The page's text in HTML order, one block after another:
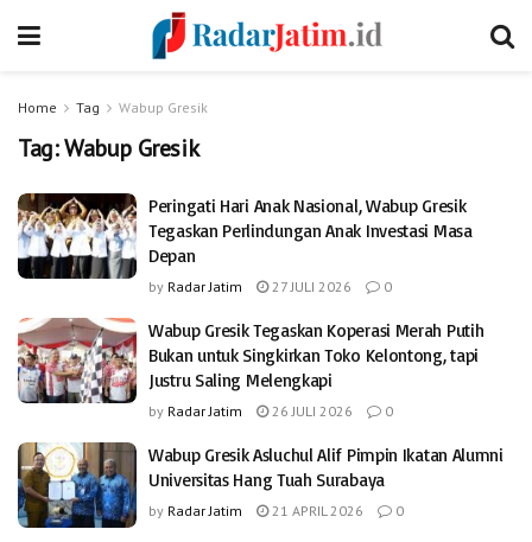
Home Tag Wabup Gresik
Tag:Wabup Gresik
Peringati Hari Anak Nasional, Wabup Gresik
Tegaskan Perlindungan Anak Investasi Masa
Depan
by Radar Jatim 27 JULI 2026 0
Wabup Gresik Tegaskan Koperasi Merah Putih
Bukan untuk Singkirkan Toko Kelontong, tapi
Justru Saling Melengkapi
by Radar Jatim 26 JULI 2026 0
Wabup Gresik Asluchul Alif Pimpin Ikatan Alumni
Universitas Hang Tuah Surabaya
by Radar Jatim 21 APRIL 2026 0